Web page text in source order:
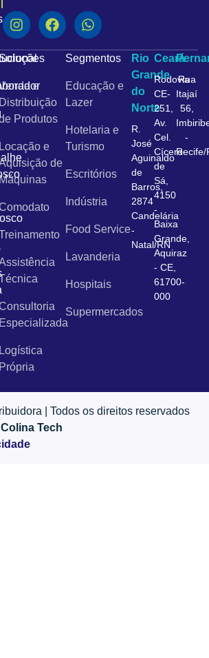
e
Distribuição
Produtos
Locação e
de
Especializada
Logística
Própria
Segmentos
Educação e
Lazer
Hotelaria e
Turismo
Escritórios
Indústria
Food Service
Lavanderia
Hospitais
Supermercados
Rio
Grande
do
Norte
R.
José
Aguinaldo
de
Barros,
2874
Candelária
-
Natal/RN
Ceará
Rodovia
CE-
251,
Av.
Cel.
Cícero
de
Sá,
4150
-
Baixa
Grande,
Aquiraz
- CE,
61700-
000
Rua
Itajaí
56,
-
Recife/
| Todos os direitos reservados
Colina Tech